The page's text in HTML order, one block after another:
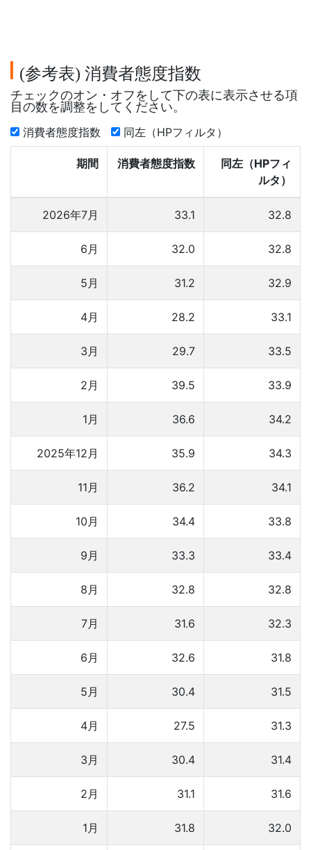
(参考表) 消費者態度指数
チェックのオン・オフをして下の表に表示させる項
目の数を調整をしてください。
消費者態度指数 同左（HPフィルタ）
期間 消費者態度指数
同左（HPフィ
ルタ）
2026年7月 33.1 32.8
6月 32.0 32.8
5月 31.2 32.9
4月 28.2 33.1
3月 29.7 33.5
2月 39.5 33.9
1月 36.6 34.2
2025年12月 35.9 34.3
11月 36.2 34.1
10月 34.4 33.8
9月 33.3 33.4
8月 32.8 32.8
7月 31.6 32.3
6月 32.6 31.8
5月 30.4 31.5
4月 27.5 31.3
3月 30.4 31.4
2月 31.1 31.6
1月 31.8 32.0